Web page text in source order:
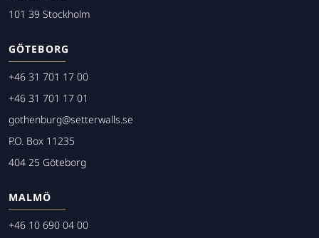
101 39 Stockholm
GÖTEBORG
+46 31 701 17 00
+46 31 701 17 01
gothenburg@setterwalls.se
P.O. Box 11235
404 25 Göteborg
MALMÖ
+46 10 690 04 00